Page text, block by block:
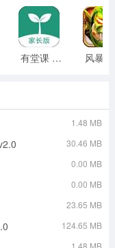
装包。
管理器中找到安装包
击确认，等待安装
到APP图标。
击游戏。可以选择
以自由选择。您可
有堂课 v1.2.2
1.48 MB
30.46 MB
0.00 MB
0.00 MB
23.65 MB
124.65 MB
1.48 MB